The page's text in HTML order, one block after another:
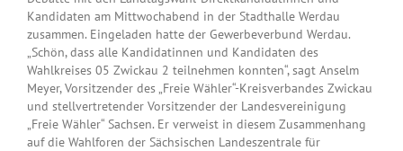
Kandidaten am Mittwochabend in der Stadthalle Werdau
zusammen. Eingeladen hatte der Gewerbeverbund Werdau.
„Schön, dass alle Kandidatinnen und Kandidaten des
Wahlkreises 05 Zwickau 2 teilnehmen konnten“, sagt Anselm
Meyer, Vorsitzender des „Freie Wähler“-Kreisverbandes Zwickau
und stellvertretender Vorsitzender der Landesvereinigung
„Freie Wähler“ Sachsen. Er verweist in diesem Zusammenhang
auf die Wahlforen der Sächsischen Landeszentrale für